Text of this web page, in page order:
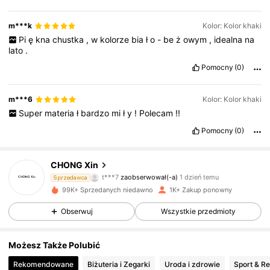
m***k Kolor: Kolor khaki
Pi ę kna chustka , w kolorze bia ło - be ż owym , idealna na
lato .
Pomocny (0)
m***6 Kolor: Kolor khaki
Super materia ł bardzo mi ły ! Polecam !!
Pomocny (0)
CHONG Xin
Sprzedawca n***7 przegląda
4,84
499 Obserwujący
4,84 499 Obserwujący
99K+ Sprzedanych niedawno 1K+ Zakup ponowny
Obserwuj Wszystkie przedmioty
Możesz Także Polubić
Rekomendowane Biżuteria i Zegarki Uroda i zdrowie Sport &